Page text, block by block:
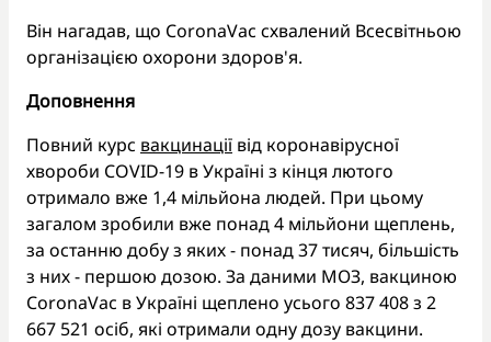
Він нагадав, що CoronaVac схвалений Всесвітньою
організацією охорони здоров'я.
Доповнення
Повний курс вакцинації від коронавірусної
хвороби COVID-19 в Україні з кінця лютого
отримало вже 1,4 мільйона людей. При цьому
загалом зробили вже понад 4 мільйони щеплень,
за останню добу з яких - понад 37 тисяч, більшість
з них - першою дозою. За даними МОЗ, вакциною
CoronaVac в Україні щеплено усього 837 408 з 2
667 521 осіб, які отримали одну дозу вакцини.